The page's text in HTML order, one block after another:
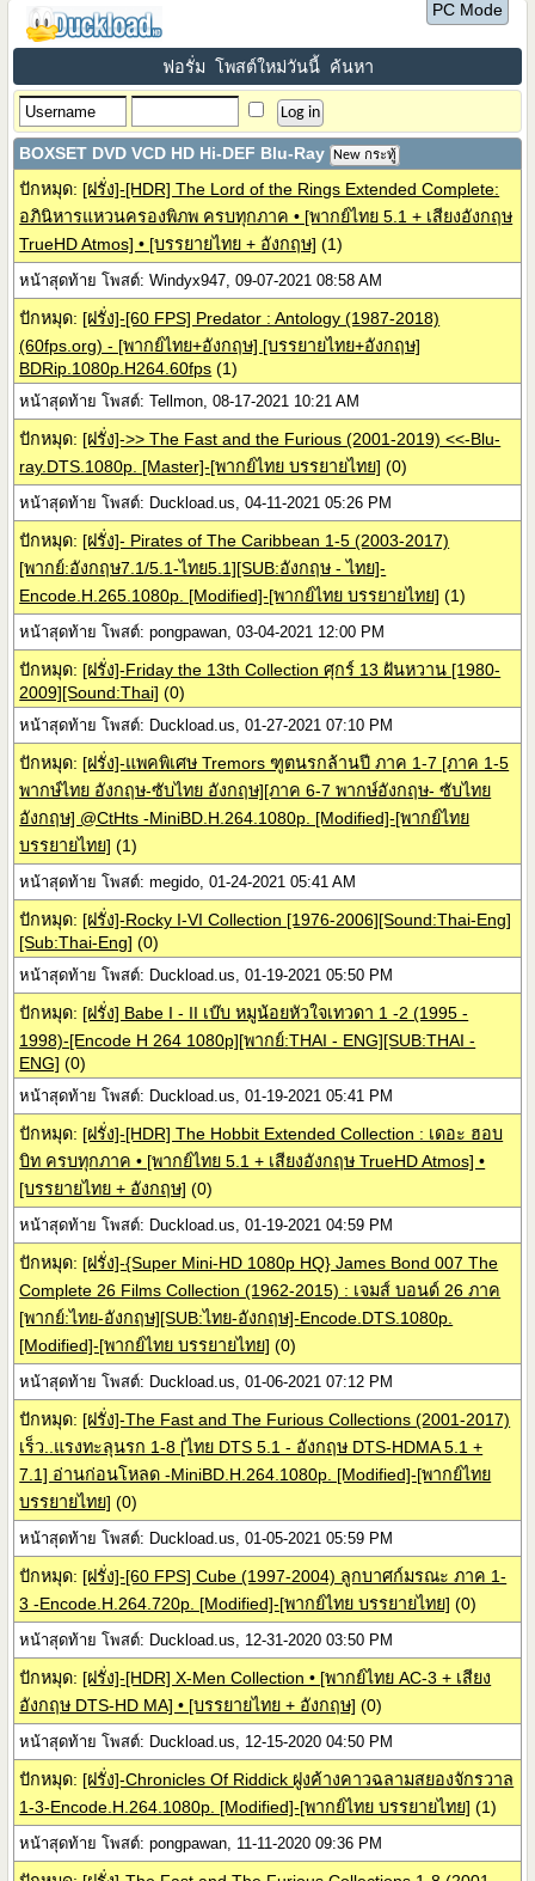
PC Mode
ฟอรั่ม โพสต์ใหม่วันนี้ ค้นหา
BOXSET DVD VCD HD Hi-DEF Blu-Ray New กระทู้
ปักหมุด: [ฝรั่ง]-[HDR] The Lord of the Rings Extended Complete:
อภินิหารแหวนครองพิภพ ครบทุกภาค • [พากย์ไทย 5.1 + เสียงอังกฤษ
TrueHD Atmos] • [บรรยายไทย + อังกฤษ] (1)
หน้าสุดท้าย โพสต์: Windyx947, 09-07-2021 08:58 AM
ปักหมุด: [ฝรั่ง]-[60 FPS] Predator : Antology (1987-2018)
(60fps.org) - [พากย์ไทย+อังกฤษ] [บรรยายไทย+อังกฤษ]
BDRip.1080p.H264.60fps (1)
หน้าสุดท้าย โพสต์: Tellmon, 08-17-2021 10:21 AM
ปักหมุด: [ฝรั่ง]->> The Fast and the Furious (2001-2019) <<-Blu-
ray.DTS.1080p. [Master]-[พากย์ไทย บรรยายไทย] (0)
หน้าสุดท้าย โพสต์: Duckload.us, 04-11-2021 05:26 PM
ปักหมุด: [ฝรั่ง]- Pirates of The Caribbean 1-5 (2003-2017)
[พากย์:อังกฤษ7.1/5.1-ไทย5.1][SUB:อังกฤษ - ไทย]-
Encode.H.265.1080p. [Modified]-[พากย์ไทย บรรยายไทย] (1)
หน้าสุดท้าย โพสต์: pongpawan, 03-04-2021 12:00 PM
ปักหมุด: [ฝรั่ง]-Friday the 13th Collection ศุกร์ 13 ฝันหวาน [1980-
2009][Sound:Thai] (0)
หน้าสุดท้าย โพสต์: Duckload.us, 01-27-2021 07:10 PM
ปักหมุด: [ฝรั่ง]-แพคพิเศษ Tremors ฑูตนรกล้านปี ภาค 1-7 [ภาค 1-5
พากษ์ไทย อังกฤษ-ซับไทย อังกฤษ][ภาค 6-7 พากษ์อังกฤษ- ซับไทย
อังกฤษ] @CtHts -MiniBD.H.264.1080p. [Modified]-[พากย์ไทย
บรรยายไทย] (1)
หน้าสุดท้าย โพสต์: megido, 01-24-2021 05:41 AM
ปักหมุด: [ฝรั่ง]-Rocky I-VI Collection [1976-2006][Sound:Thai-Eng]
[Sub:Thai-Eng] (0)
หน้าสุดท้าย โพสต์: Duckload.us, 01-19-2021 05:50 PM
ปักหมุด: [ฝรั่ง] Babe I - II เบ๊บ หมูน้อยหัวใจเทวดา 1 -2 (1995 -
1998)-[Encode H 264 1080p][พากย์:THAI - ENG][SUB:THAI -
ENG] (0)
หน้าสุดท้าย โพสต์: Duckload.us, 01-19-2021 05:41 PM
ปักหมุด: [ฝรั่ง]-[HDR] The Hobbit Extended Collection : เดอะ ฮอบ
บิท ครบทุกภาค • [พากย์ไทย 5.1 + เสียงอังกฤษ TrueHD Atmos] •
[บรรยายไทย + อังกฤษ] (0)
หน้าสุดท้าย โพสต์: Duckload.us, 01-19-2021 04:59 PM
ปักหมุด: [ฝรั่ง]-{Super Mini-HD 1080p HQ} James Bond 007 The
Complete 26 Films Collection (1962-2015) : เจมส์ บอนด์ 26 ภาค
[พากย์:ไทย-อังกฤษ][SUB:ไทย-อังกฤษ]-Encode.DTS.1080p.
[Modified]-[พากย์ไทย บรรยายไทย] (0)
หน้าสุดท้าย โพสต์: Duckload.us, 01-06-2021 07:12 PM
ปักหมุด: [ฝรั่ง]-The Fast and The Furious Collections (2001-2017)
เร็ว..แรงทะลุนรก 1-8 [ไทย DTS 5.1 - อังกฤษ DTS-HDMA 5.1 +
7.1] อ่านก่อนโหลด -MiniBD.H.264.1080p. [Modified]-[พากย์ไทย
บรรยายไทย] (0)
หน้าสุดท้าย โพสต์: Duckload.us, 01-05-2021 05:59 PM
ปักหมุด: [ฝรั่ง]-[60 FPS] Cube (1997-2004) ลูกบาศก์มรณะ ภาค 1-
3 -Encode.H.264.720p. [Modified]-[พากย์ไทย บรรยายไทย] (0)
หน้าสุดท้าย โพสต์: Duckload.us, 12-31-2020 03:50 PM
ปักหมุด: [ฝรั่ง]-[HDR] X-Men Collection • [พากย์ไทย AC-3 + เสียง
อังกฤษ DTS-HD MA] • [บรรยายไทย + อังกฤษ] (0)
หน้าสุดท้าย โพสต์: Duckload.us, 12-15-2020 04:50 PM
ปักหมุด: [ฝรั่ง]-Chronicles Of Riddick ฝูงค้างคาวฉลามสยองจักรวาล
1-3-Encode.H.264.1080p. [Modified]-[พากย์ไทย บรรยายไทย] (1)
หน้าสุดท้าย โพสต์: pongpawan, 11-11-2020 09:36 PM